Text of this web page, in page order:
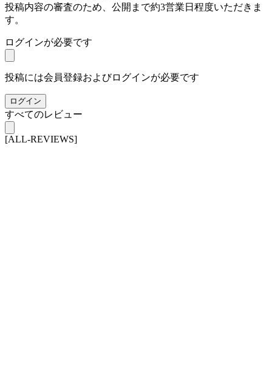
投稿内容の審査のため、公開まで約3営業日程度いただきま
す。
ログインが必要です
投稿には会員登録およびログインが必要です
ログイン
すべてのレビュー
[ALL-REVIEWS]